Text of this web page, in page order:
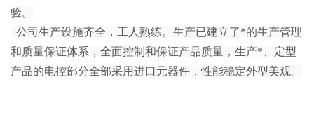
验。
公司生产设施齐全，工人熟练。生产已建立了*的生产管理
和质量保证体系，全面控制和保证产品质量，生产*、定型
产品的电控部分全部采用进口元器件，性能稳定外型美观。